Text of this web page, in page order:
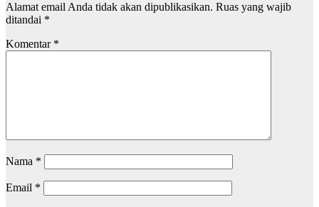
Alamat email Anda tidak akan dipublikasikan. Ruas yang wajib
ditandai *
Komentar *
Nama *
Email *